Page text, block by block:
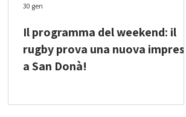
Il programma del weekend: il
rugby prova una nuova impresa
a San Donà!
30 gen